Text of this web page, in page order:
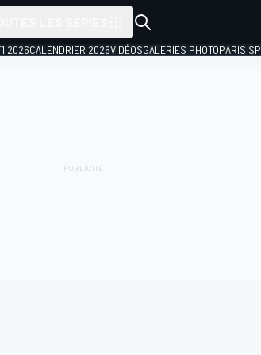
2026CALENDRIER 2026VIDÉOSGALERIES PHOTOPARIS